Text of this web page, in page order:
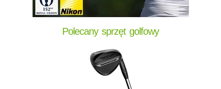
Polecany sprzęt golfowy